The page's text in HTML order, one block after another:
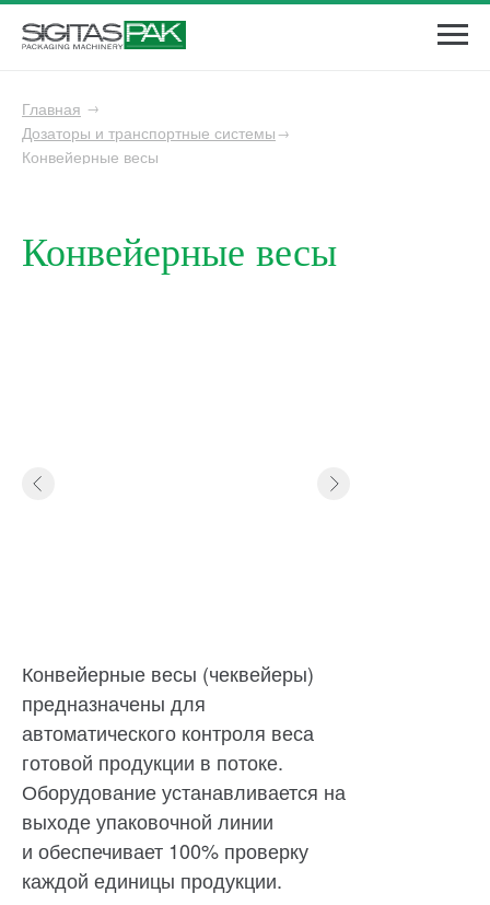
Конвейерные весы
→
Дозаторы и транспортные системы
→
Главная
Конвейерные весы
Конвейерные весы (чеквейеры)
предназначены для
автоматического контроля веса
готовой продукции в потоке.
Оборудование устанавливается на
выходе упаковочной линии
и обеспечивает 100% проверку
каждой единицы продукции.